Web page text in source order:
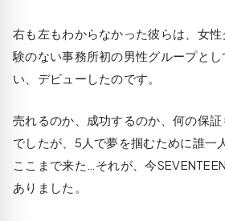
右も左もわからなかった彼らは、女
験のない事務所初の男性グループと
い、デビューしたのです。
売れるのか、成功するのか、何の保
でしたが、5人で夢を掴むために誰一
ここまで来た…それが、今
ありました。